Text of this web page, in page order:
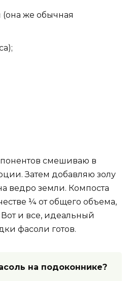
же обычная
смешиваю в
Затем добавляю золу
ведро земли. Компоста
¼ от общего объема,
и все, идеальный
фасоли готов.
на подоконнике?